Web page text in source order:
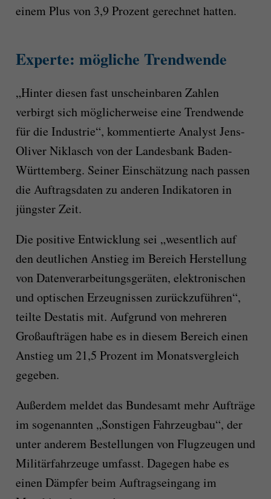
einem Plus von 3,9 Prozent gerechnet hatten.
Experte: mögliche Trendwende
„Hinter diesen fast unscheinbaren Zahlen
verbirgt sich möglicherweise eine Trendwende
für die Industrie“, kommentierte Analyst Jens-
Oliver Niklasch von der Landesbank Baden-
Württemberg. Seiner Einschätzung nach passen
die Auftragsdaten zu anderen Indikatoren in
jüngster Zeit.
Die positive Entwicklung sei „wesentlich auf
den deutlichen Anstieg im Bereich Herstellung
von Datenverarbeitungsgeräten, elektronischen
und optischen Erzeugnissen zurückzuführen“,
teilte Destatis mit. Aufgrund von mehreren
Großaufträgen habe es in diesem Bereich einen
Anstieg um 21,5 Prozent im Monatsvergleich
gegeben.
Außerdem meldet das Bundesamt mehr Aufträge
im sogenannten „Sonstigen Fahrzeugbau“, der
unter anderem Bestellungen von Flugzeugen und
Militärfahrzeuge umfasst. Dagegen habe es
einen Dämpfer beim Auftragseingang im